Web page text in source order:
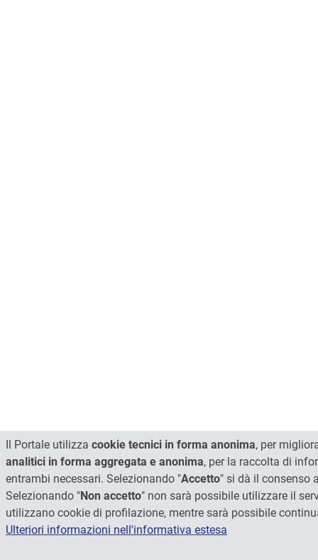
Il Portale utilizza cookie tecnici in forma anonima, per
analitici in forma aggregata e anonima, per la raccolta di
entrambi necessari. Selezionando "Accetto" si dà il consenso
Selezionando "Non accetto" non sarà possibile utilizzare il
utilizzano cookie di profilazione, mentre sarà possibile
Ulteriori informazioni nell'informativa estesa